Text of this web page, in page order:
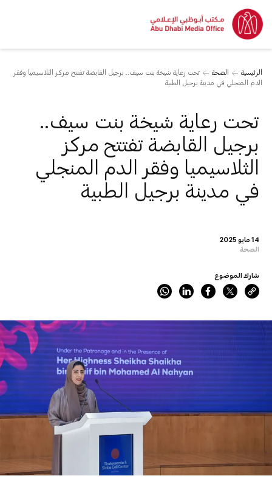
الرئيسية الصحة
تحت رعاية شيخة بنت سيف.. برجيل القابضة تفتتح مركز الثلاسيميا وفقر
الدم المنجلي في مدينة برجيل الطبية
14 مايو 2025
الصحة
تحت رعاية شيخة بنت سيف..
برجيل القابضة تفتتح مركز
الثلاسيميا وفقر الدم المنجلي
في مدينة برجيل الطبية
شارك الموضوع